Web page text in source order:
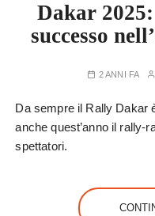
Dakar
successo
2 ANNI FA
Da sempre il Rally Dakar
anche quest’anno il rally-
spettatori.